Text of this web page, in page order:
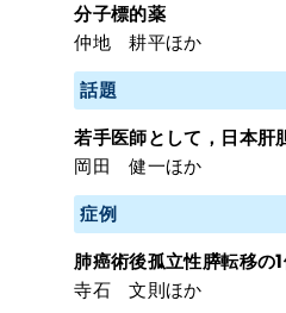
分子標的薬
仲地 耕平ほか
話題
若手医師として，日本肝
岡田 健一ほか
症例
肺癌術後孤立性膵転移の
寺石 文則ほか